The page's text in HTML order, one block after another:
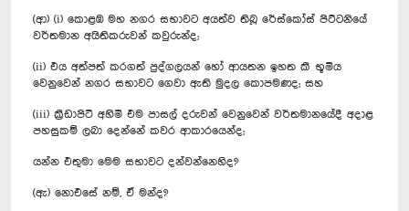
(ආ) (i) කොළඹ මහ නගර සභාවට අයත්ව තිබූ රේස්කෝස් පිට්ටනියේ
වර්තමාන අයිතිකරුවන් කවුරුන්ද;
(ii) එය අත්පත් කරගත් පුද්ගලයන් හෝ ආයතන ඉහත කී භූමිය
වෙනුවෙන් නගර සභාවට ගෙවා ඇති මුදල කොපමණද; සහ
(iii) ක්‍රීඩාපිටි අහිමි එම පාසල් දරුවන් වෙනුවෙන් වර්තමානයේදී අදාළ
පහසුකම් ලබා දෙන්නේ කවර ආකාරයෙන්ද;
යන්න එතුමා මෙම සභාවට දන්වන්නෙහිද?
(ඇ) නොඑසේ නම්, ඒ මන්ද?